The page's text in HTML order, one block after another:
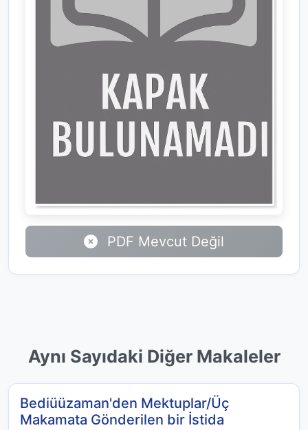
PDF Mevcut Değil
Aynı Sayıdaki Diğer Makaleler
Bediüüzaman'den Mektuplar/Üç
Makamata Gönderilen bir İstida